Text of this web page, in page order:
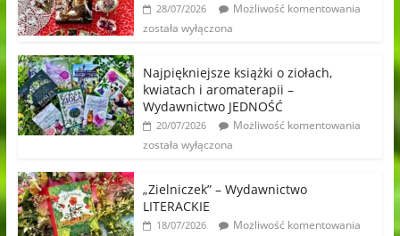
28/07/2026
Możliwość komentowania
została wyłączona
Najpiękniejsze książki o ziołach,
kwiatach i aromaterapii –
Wydawnictwo JEDNOŚĆ
20/07/2026
Możliwość komentowania
została wyłączona
„Zielniczek” – Wydawnictwo
LITERACKIE
18/07/2026
Możliwość komentowania